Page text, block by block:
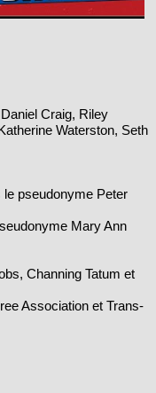
Craig, Riley
Waterston, Seth
pseudonyme Peter
Mary Ann
Channing Tatum et
Association et Trans-